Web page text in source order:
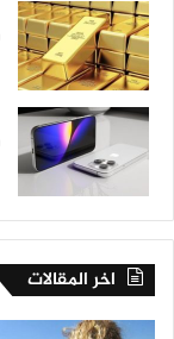
اخر المقالات